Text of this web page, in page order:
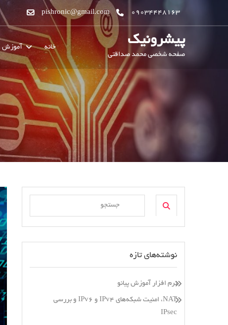
09034448163
pishronic@gmail.com
پیشرونیک
صفحه شخصی محمد صداقتی
خانه آموزش
نوشته‌های تازه
نرم افزار آموزش پیانو
NAT، امنیت شبکه‌های IPv4 و IPv6 و بررسی
IPsec